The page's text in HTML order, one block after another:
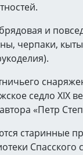
и
черпаки,
седло XIX
«Петр
старинные